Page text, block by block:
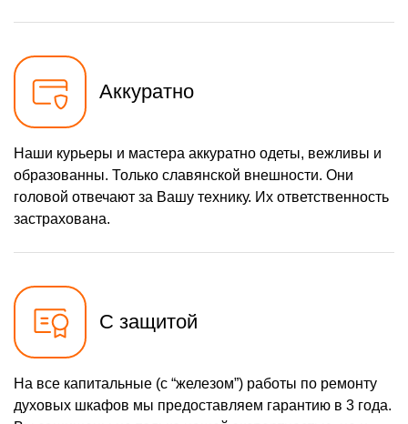
Аккуратно
Наши курьеры и мастера аккуратно одеты, вежливы и
образованны. Только славянской внешности. Они
головой отвечают за Вашу технику. Их ответственность
застрахована.
С защитой
На все капитальные (с “железом”) работы по ремонту
духовых шкафов мы предоставляем гарантию в 3 года.